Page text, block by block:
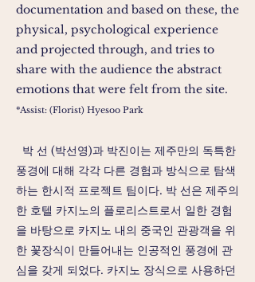
documentation and based on these, the
physical, psychological experience
and projected through, and tries to
share with the audience the abstract
emotions that were felt from the site.
*Assist: (Florist) Hyesoo Park
박 선 (박선영)과 박진이는 제주만의 독특한
풍경에 대해 각각 다른 경험과 방식으로 탐색
하는 한시적 프로젝트 팀이다. 박 선은 제주의
한 호텔 카지노의 플로리스트로서 일한 경험
을 바탕으로 카지노 내의 중국인 관광객을 위
한 꽃장식이 만들어내는 인공적인 풍경에 관
심을 갖게 되었다. 카지노 장식으로 사용하던